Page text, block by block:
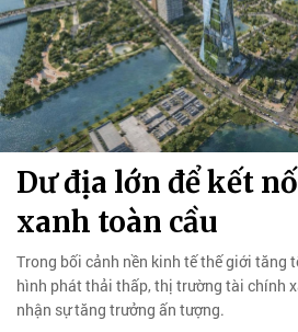
Dư địa lớn để kết
xanh toàn cầu
Trong bối cảnh nền kinh tế thế giới tăng
hình phát thải thấp, thị trường tài chính
nhận sự tăng trưởng ấn tượng.